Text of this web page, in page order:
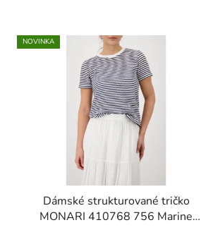
NOVINKA
Dámské strukturované tričko
MONARI 410768 756 Marine